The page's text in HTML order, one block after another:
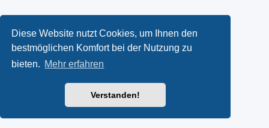
Diese Website nutzt Cookies, um Ihnen den
bestmöglichen Komfort bei der Nutzung zu
bieten. Mehr erfahren
Verstanden!